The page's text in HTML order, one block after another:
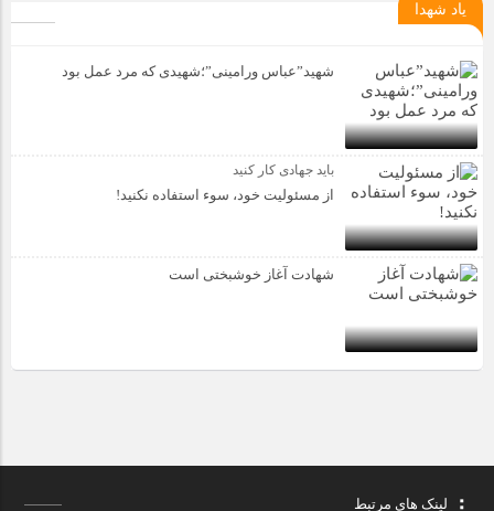
یاد شهدا
شهید”عباس ورامینی”؛شهیدی که مرد عمل بود
باید جهادی کار کنید
از مسئولیت خود، سوء استفاده نکنید!
شهادت آغاز خوشبختی است
لینک های مرتبط